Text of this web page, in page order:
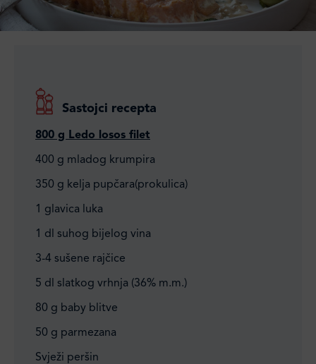
Sastojci recepta
800 g Ledo losos filet
400 g mladog krumpira
350 g kelja pupčara(prokulica)
1 glavica luka
1 dl suhog bijelog vina
3-4 sušene rajčice
5 dl slatkog vrhnja (36% m.m.)
80 g baby blitve
50 g parmezana
Svježi peršin